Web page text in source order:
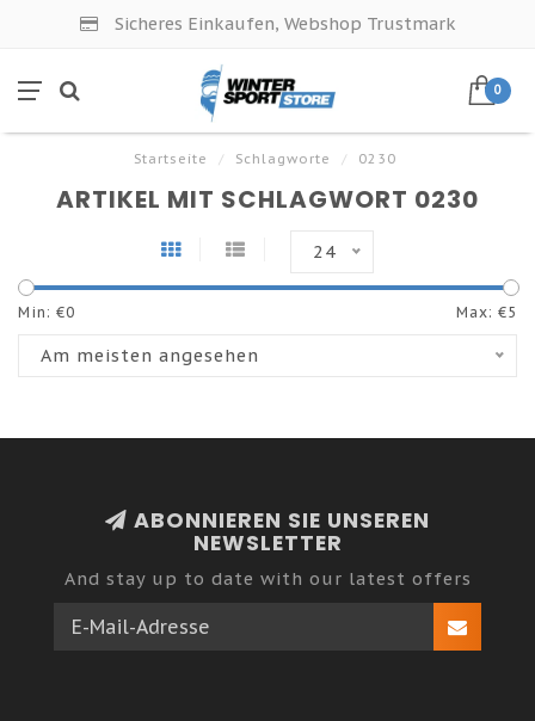
Sicheres Einkaufen, Webshop Trustmark
0
Startseite / Schlagworte / 0230
ARTIKEL MIT SCHLAGWORT 0230
24
Min: €0 Max: €5
Am meisten angesehen
ABONNIEREN SIE UNSEREN
NEWSLETTER
And stay up to date with our latest offers